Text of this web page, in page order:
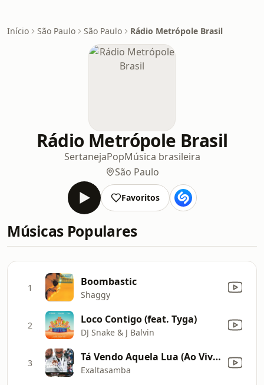
Início São Paulo São Paulo Rádio Metrópole Brasil
Rádio Metrópole Brasil
SertanejaPopMúsica brasileira
São Paulo
Favoritos
Músicas Populares
1 Boombastic
Shaggy
2 Loco Contigo (feat. Tyga)
DJ Snake & J Balvin
3 Tá Vendo Aquela Lua (Ao Vivo)
Exaltasamba